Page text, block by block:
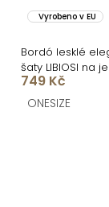
Vyrobeno v EU
Bordó lesklé
šaty LIBIOSI na
rameno
749 Kč
ONESIZE